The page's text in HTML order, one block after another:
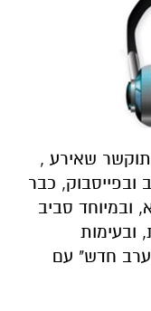
שאירע ,
ובפייסבוק, כבר
ובמיוחד סביב
ובעימות
"ערב חדש" עם